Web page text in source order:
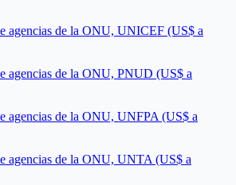
agencias de la ONU, UNICEF (US$ a
agencias de la ONU, PNUD (US$ a
agencias de la ONU, UNFPA (US$ a
agencias de la ONU, UNTA (US$ a